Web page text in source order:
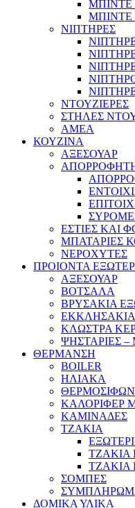
ΝΙΠΤΗΡΕΣ
ΝΤΟΥΖΙΕΡΕΣ
ΣΤΗΛΕΣ
ΑΜΕΑ
ΚΟΥΖΙΝΑ
ΑΞΕΣΟΥΑΡ
ΕΣΤΙΕΣ ΚΑΙ
ΜΠΑΤΑΡΙΕΣ
ΝΕΡΟΧΥΤΕΣ
ΠΡΟΙΟΝΤΑ
ΑΞΕΣΟΥΑΡ
ΒΟΤΣΑΛΑ
ΒΡΥΣΑΚΙΑ
ΚΛΩΣΤΡΑ
ΨΗΣΤΑΡΙΕΣ
ΘΕΡΜΑΝΣΗ
BOILER
ΗΛΙΑΚΑ
ΚΑΛΟΡΙΦΕΡ
ΚΑΜΙΝΑΔΕΣ
ΤΖΑΚΙΑ
ΤΖΑΚΙΑ
ΤΖΑΚΙΑ
ΣΟΜΠΕΣ
ΔΟΜΙΚΑ ΥΛΙΚΑ